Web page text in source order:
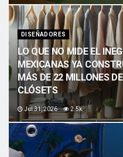
DISEÑADORES
LO QUE NO MIDE EL
MEXICANAS YA
MÁS DE 22 MILLONES
CLÓSETS
Jul 31, 2026 2.5k